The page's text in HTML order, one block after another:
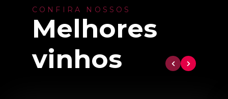
CONFIRA NOSSOS
Melhores
vinhos